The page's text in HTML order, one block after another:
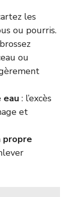
les
ou pourris.
ou
eau : l’excès
et
propre